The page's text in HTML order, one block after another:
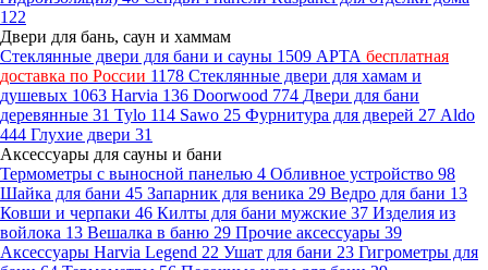
122
Двери для бань, саун и хаммам
Стеклянные двери для бани и сауны 1509 АРТА бесплатная
доставка по России 1178 Стеклянные двери для хамам и
душевых 1063 Harvia 136 Doorwood 774 Двери для бани
деревянные 31 Tylo 114 Sawo 25 Фурнитура для дверей 27 Aldo
444 Глухие двери 31
Аксессуары для сауны и бани
Термометры с выносной панелью 4 Обливное устройство 98
Шайка для бани 45 Запарник для веника 29 Ведро для бани 13
Ковши и черпаки 46 Килты для бани мужские 37 Изделия из
войлока 13 Вешалка в баню 29 Прочие аксессуары 39
Аксессуары Harvia Legend 22 Ушат для бани 23 Гигрометры для